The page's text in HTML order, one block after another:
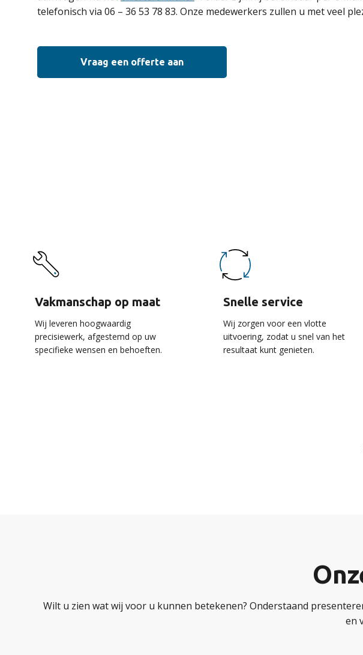
telefonisch via 06 – 36 53 78 83. Onze medewerkers zullen u met veel
Vraag een offerte aan
Vakmanschap op maat
Wij leveren hoogwaardig
precisiewerk, afgestemd op uw
specifieke wensen en behoeften.
Snelle service
Wij zorgen voor een vlotte
uitvoering, zodat u snel van het
resultaat kunt genieten.
Wilt u zien wat wij voor u kunnen betekenen? Onderstaand
en